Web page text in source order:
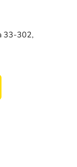
33-302,